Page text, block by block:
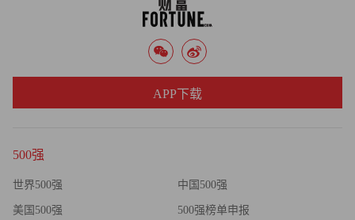
500强
世界500强 中国500强
美国500强 500强榜单申报
APP下载